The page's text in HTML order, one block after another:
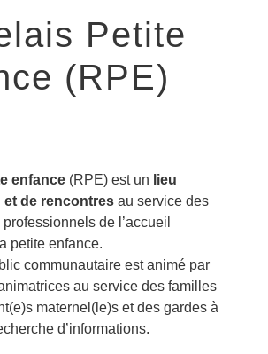
Petite
(RPE)
enfance (RPE) est un lieu
et de rencontres au service des
de l’accueil
petite enfance.
communautaire est animé par
au service des familles
maternel(le)s et des gardes à
d’informations.